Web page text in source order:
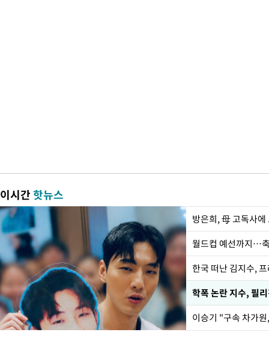
이시간핫뉴스
방은희, 母 고독사
월드컵 예선까지…
한국 떠난 김지수,
학폭 논란 지수, 필
이승기 "구속 차가